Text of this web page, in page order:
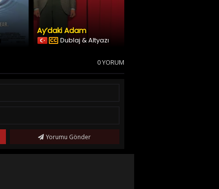
Ay’daki Adam
Dublaj & Altyazı
0 YORUM
Yorumu Gönder